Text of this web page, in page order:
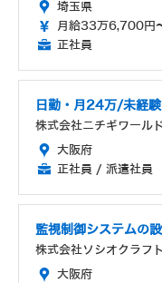
埼玉県
月給33万6,700円
正社員
日勤・月24万/未経
株式会社ニチギワールド
大阪府
正社員 / 派遣社員
監視制御システムの
株式会社ソシオクラフト
大阪府